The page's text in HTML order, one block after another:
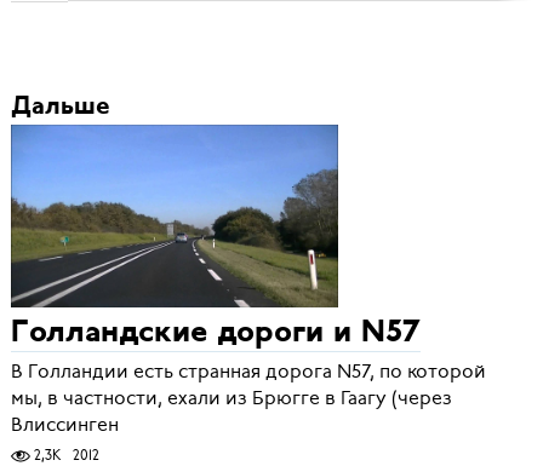
Дальше
Голландские дороги и N57
В Голландии есть странная дорога N57, по которой
мы, в частности, ехали из Брюгге в Гаагу (через
Влиссинген
2,3K 2012